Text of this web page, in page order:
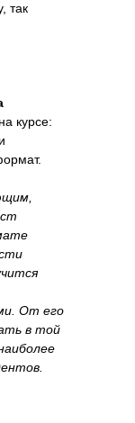
так
курсе:
От его
в той